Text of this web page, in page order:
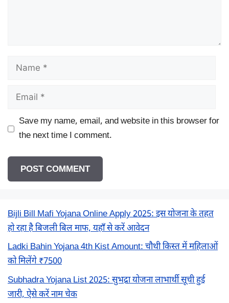
Name
Email
Save my name, email, and website in this browser for
the next time I comment.
Bijli Bill Mafi Yojana Online Apply 2025: इस योजना के तहत
हो रहा है बिजली बिल माफ, यहाँ से करें आवेदन
Ladki Bahin Yojana 4th Kist Amount: चौथी किस्त में महिलाओं
को मिलेंगे ₹7500
Subhadra Yojana List 2025: सुभद्रा योजना लाभार्थी सूची हुई
जारी, ऐसे करें नाम चेक